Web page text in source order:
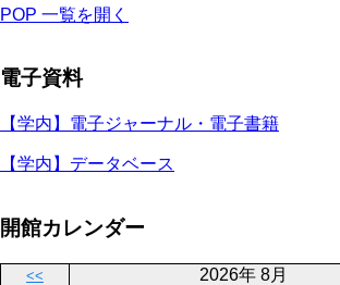
POP 一覧を開く
電子資料
【学内】電子ジャーナル・電子書籍
【学内】データベース
開館カレンダー
<< 2026年 8月